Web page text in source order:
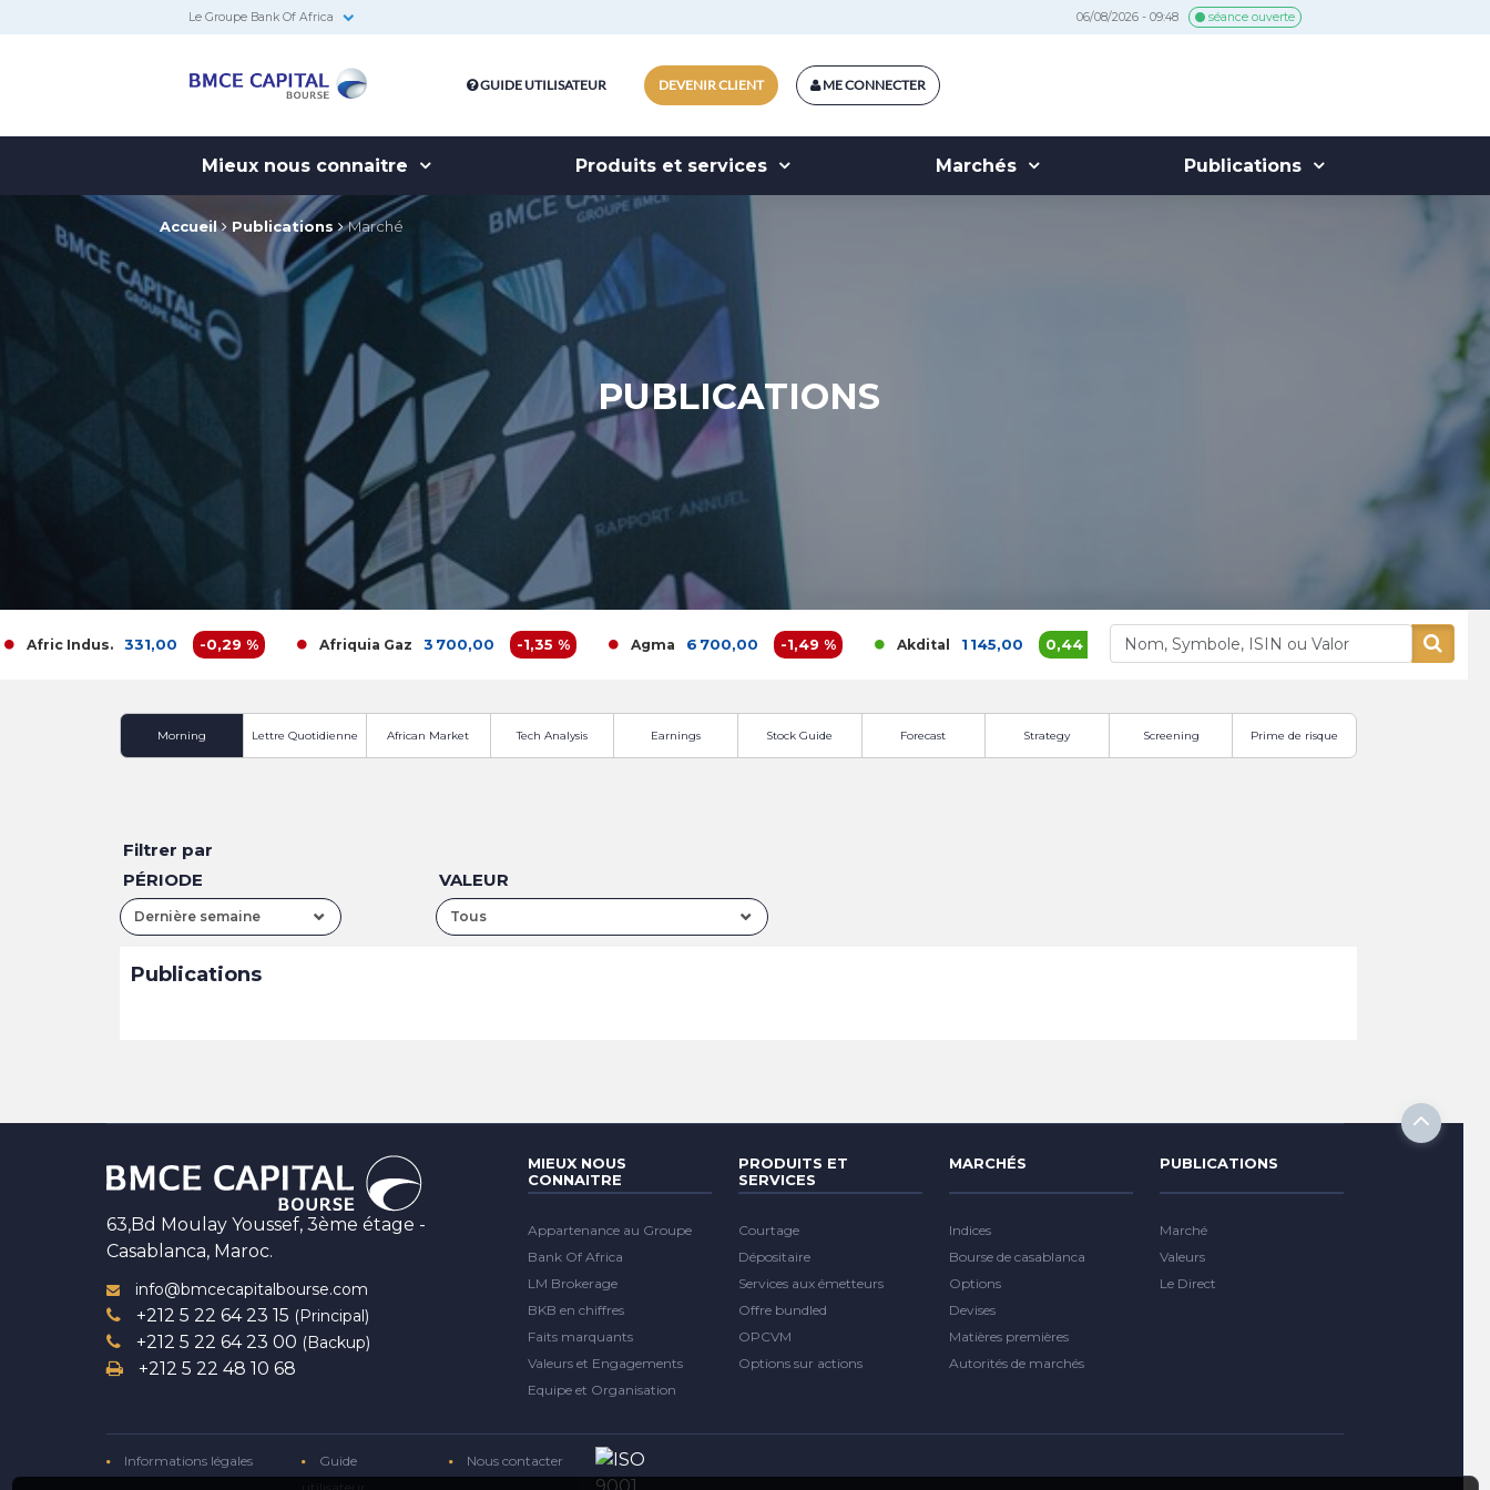
Le Groupe Bank Of Africa 06/08/2026 - 09:48 séance ouverte
Bourse
ME CONNECTER
DEVENIR CLIENT
GUIDE UTILISATEUR
Mieux nous connaitre Produits et services Marchés Publications
Accueil Publications Marché
PUBLICATIONS
Indus. 331,00 -0,29 % Afriquia Gaz 3 700,00 -1,35 % Agma 6 700,00 -1,49 % Akdital 1 145,00 0,44 % Alliances 379,00 0,53 % Aluminium
Morning Lettre Quotidienne African Market Tech Analysis Earnings Stock Guide Forecast Strategy Screening Prime de risque
Filtrer par
PÉRIODE
Dernière semaine
VALEUR
Tous
Publications
63,Bd Moulay Youssef, 3ème étage -
Casablanca, Maroc.
info@bmcecapitalbourse.com
+212 5 22 64 23 15 (Principal)
+212 5 22 64 23 00 (Backup)
+212 5 22 48 10 68
MIEUX NOUS
CONNAITRE
Appartenance au Groupe
Bank Of Africa
LM Brokerage
BKB en chiffres
Faits marquants
Valeurs et Engagements
Equipe et Organisation
PRODUITS ET
SERVICES
Courtage
Dépositaire
Services aux émetteurs
Offre bundled
OPCVM
Options sur actions
MARCHÉS
Indices
Bourse de casablanca
Options
Devises
Matières premières
Autorités de marchés
PUBLICATIONS
Marché
Valeurs
Le Direct
Informations légales
Guide
Nous contacter